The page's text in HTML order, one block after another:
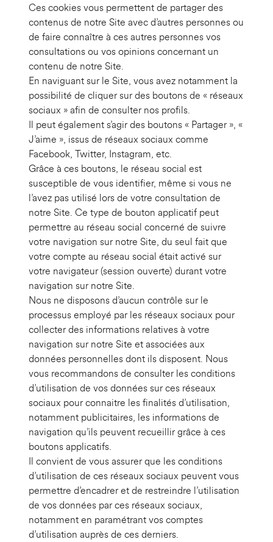
Ces cookies vous permettent de partager des
contenus de notre Site avec d’autres personnes ou
de faire connaître à ces autres personnes vos
consultations ou vos opinions concernant un
contenu de notre Site.
En naviguant sur le Site, vous avez notamment la
possibilité de cliquer sur des boutons de « réseaux
sociaux » afin de consulter nos profils.
Il peut également s’agir des boutons « Partager », «
J’aime », issus de réseaux sociaux comme
Facebook, Twitter, Instagram, etc.
Grâce à ces boutons, le réseau social est
susceptible de vous identifier, même si vous ne
l’avez pas utilisé lors de votre consultation de
notre Site. Ce type de bouton applicatif peut
permettre au réseau social concerné de suivre
votre navigation sur notre Site, du seul fait que
votre compte au réseau social était activé sur
votre navigateur (session ouverte) durant votre
navigation sur notre Site.
Nous ne disposons d’aucun contrôle sur le
processus employé par les réseaux sociaux pour
collecter des informations relatives à votre
navigation sur notre Site et associées aux
données personnelles dont ils disposent. Nous
vous recommandons de consulter les conditions
d’utilisation de vos données sur ces réseaux
sociaux pour connaitre les finalités d’utilisation,
notamment publicitaires, les informations de
navigation qu’ils peuvent recueillir grâce à ces
boutons applicatifs.
Il convient de vous assurer que les conditions
d’utilisation de ces réseaux sociaux peuvent vous
permettre d’encadrer et de restreindre l’utilisation
de vos données par ces réseaux sociaux,
notamment en paramétrant vos comptes
d’utilisation auprès de ces derniers.